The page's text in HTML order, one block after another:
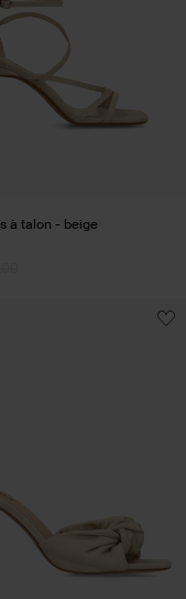
à talon - beige